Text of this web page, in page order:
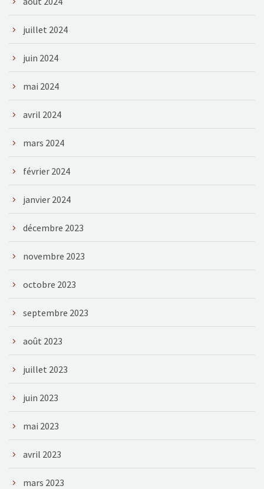
juillet 2024
juin 2024
mai 2024
avril 2024
mars 2024
février 2024
janvier 2024
décembre 2023
novembre 2023
octobre 2023
septembre 2023
août 2023
juillet 2023
juin 2023
mai 2023
avril 2023
mars 2023